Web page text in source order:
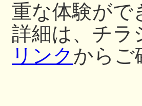
重な体験がで
詳細は、チラ
リンクからご